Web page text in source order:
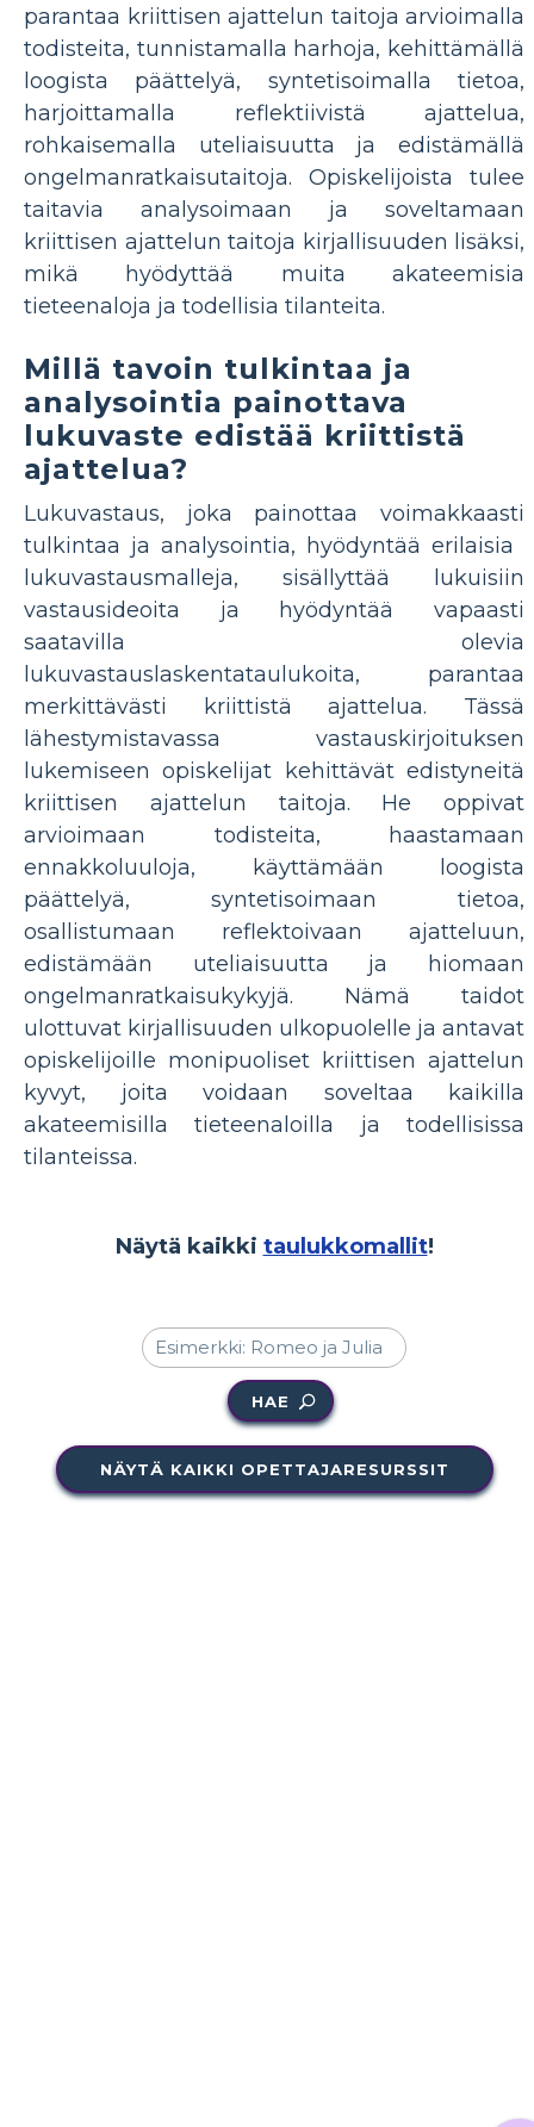
parantaa kriittisen ajattelun taitoja arvioimalla
todisteita, tunnistamalla harhoja, kehittämällä
loogista päättelyä, syntetisoimalla tietoa,
harjoittamalla reflektiivistä ajattelua,
rohkaisemalla uteliaisuutta ja edistämällä
ongelmanratkaisutaitoja. Opiskelijoista tulee
taitavia analysoimaan ja soveltamaan
kriittisen ajattelun taitoja kirjallisuuden lisäksi,
mikä hyödyttää muita akateemisia
tieteenaloja ja todellisia tilanteita.
Millä tavoin tulkintaa ja
analysointia painottava
lukuvaste edistää kriittistä
ajattelua?
Lukuvastaus, joka painottaa voimakkaasti
tulkintaa ja analysointia, hyödyntää erilaisia ​​
lukuvastausmalleja, sisällyttää lukuisiin
vastausideoita ja hyödyntää vapaasti
saatavilla olevia
lukuvastauslaskentataulukoita, parantaa
merkittävästi kriittistä ajattelua. Tässä
lähestymistavassa vastauskirjoituksen
lukemiseen opiskelijat kehittävät edistyneitä
kriittisen ajattelun taitoja. He oppivat
arvioimaan todisteita, haastamaan
ennakkoluuloja, käyttämään loogista
päättelyä, syntetisoimaan tietoa,
osallistumaan reflektoivaan ajatteluun,
edistämään uteliaisuutta ja hiomaan
ongelmanratkaisukykyjä. Nämä taidot
ulottuvat kirjallisuuden ulkopuolelle ja antavat
opiskelijoille monipuoliset kriittisen ajattelun
kyvyt, joita voidaan soveltaa kaikilla
akateemisilla tieteenaloilla ja todellisissa
tilanteissa.
Näytä kaikki taulukkomallit!
HAE
NÄYTÄ KAIKKI OPETTAJARESURSSIT